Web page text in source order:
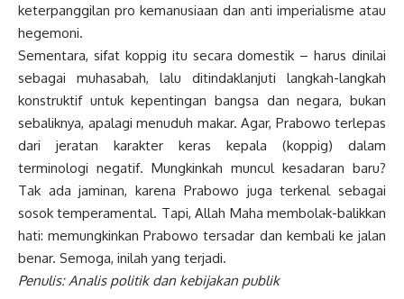
keterpanggilan pro kemanusiaan dan anti imperialisme atau
hegemoni.
Sementara, sifat koppig itu secara domestik – harus dinilai
sebagai muhasabah, lalu ditindaklanjuti langkah-langkah
konstruktif untuk kepentingan bangsa dan negara, bukan
sebaliknya, apalagi menuduh makar. Agar, Prabowo terlepas
dari jeratan karakter keras kepala (koppig) dalam
terminologi negatif. Mungkinkah muncul kesadaran baru?
Tak ada jaminan, karena Prabowo juga terkenal sebagai
sosok temperamental. Tapi, Allah Maha membolak-balikkan
hati: memungkinkan Prabowo tersadar dan kembali ke jalan
benar. Semoga, inilah yang terjadi.
Penulis: Analis politik dan kebijakan publik